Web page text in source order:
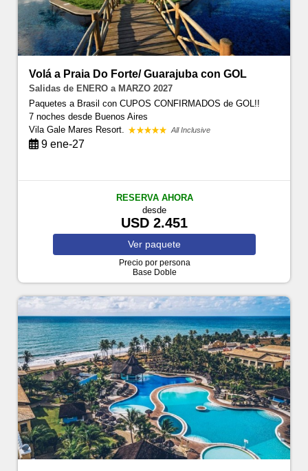
Volá a Praia Do Forte/ Guarajuba con GOL
Salidas de ENERO a MARZO 2027
Paquetes a Brasil con CUPOS CONFIRMADOS de GOL!!
7 nochesdesde Buenos Aires
Vila Gale Mares Resort.
All Inclusive
9 ene-27
RESERVA AHORA
desde
USD 2.451
Ver paquete
Precio por persona
Base Doble